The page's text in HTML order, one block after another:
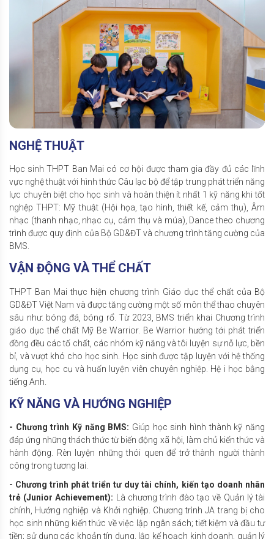
NGHỆ THUẬT
Học sinh THPT Ban Mai có cơ hội được tham gia đầy đủ các lĩnh
vực nghệ thuật với hình thức Câu lạc bộ để tập trung phát triển năng
lực chuyên biệt cho học sinh và hoàn thiện ít nhất 1 kỹ năng khi tốt
nghệp THPT: Mỹ thuật (Hội họa, tạo hình, thiết kế, cảm thụ), Âm
nhạc (thanh nhạc, nhạc cụ, cảm thụ và múa), Dance theo chương
trình được quy định của Bộ GD&ĐT và chương trình tăng cường của
BMS.
VẬN ĐỘNG VÀ THỂ CHẤT
THPT Ban Mai thực hiện chương trình Giáo dục thể chất của Bộ
GD&ĐT Việt Nam và được tăng cường một số môn thể thao chuyên
sâu như: bóng đá, bóng rổ. Từ 2023, BMS triển khai Chương trình
giáo dục thể chất Mỹ Be Warrior. Be Warrior hướng tới phát triển
đồng đều các tố chất, các nhóm kỹ năng và tôi luyện sự nỗ lực, bền
bỉ, và vượt khó cho học sinh. Học sinh được tập luyện với hệ thống
dụng cụ, học cụ và huấn luyện viên chuyên nghiệp. Hệ i học bằng
tiếng Anh.
KỸ NĂNG VÀ HƯỚNG NGHIỆP
- Chương trình Kỹ năng BMS: Giúp học sinh hình thành kỹ năng
đáp ứng những thách thức từ biến động xã hội, làm chủ kiến thức và
hành động. Rèn luyện những thói quen để trở thành người thành
công trong tương lai.
- Chương trình phát triển tư duy tài chính, kiến tạo doanh nhân
trẻ (Junior Achievement): Là chương trình đào tạo về Quản lý tài
chính, Hướng nghiệp và Khởi nghiệp. Chương trình JA trang bị cho
học sinh những kiến thức về việc lập ngân sách; tiết kiệm và đầu tư
tiền; sử dụng các khoản tín dụng, lập kế hoạch kinh doanh, quản lý